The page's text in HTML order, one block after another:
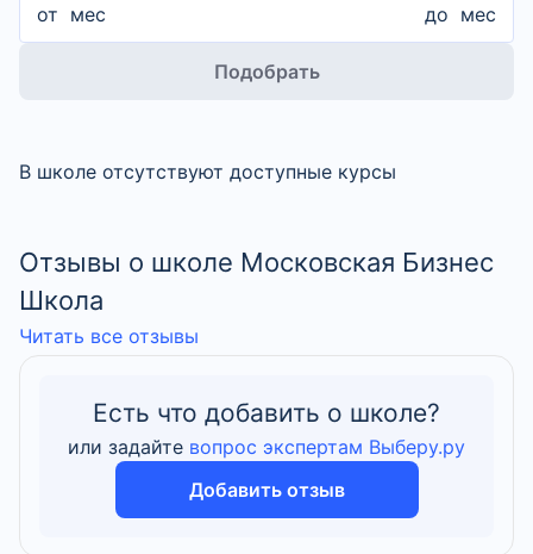
от мес до мес
Подобрать
В школе отсутствуют доступные курсы
Отзывы о школе Московская Бизнес
Школа
Читать все отзывы
Есть что добавить о школе?
или задайте вопрос экспертам Выберу.ру
Добавить отзыв